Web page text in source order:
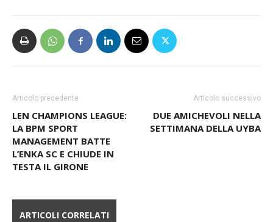
Articolo precedente
LEN CHAMPIONS LEAGUE:
LA BPM SPORT
MANAGEMENT BATTE
L’ENKA SC E CHIUDE IN
TESTA IL GIRONE
Articolo successivo
DUE AMICHEVOLI NELLA
SETTIMANA DELLA UYBA
ARTICOLI CORRELATI